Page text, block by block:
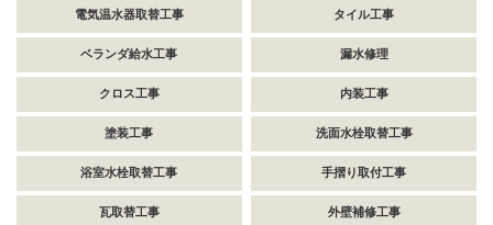
電気温水器取替工事 タイル工事
ベランダ給水工事 漏水修理
クロス工事 内装工事
塗装工事 洗面水栓取替工事
浴室水栓取替工事 手摺り取付工事
瓦取替工事 外壁補修工事